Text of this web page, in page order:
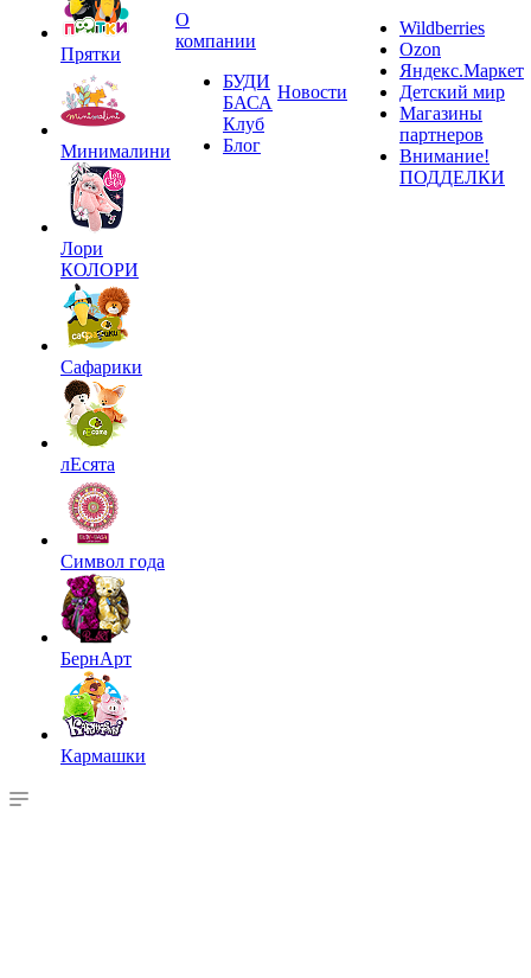
Прятки
Минималини
Лори
КОЛОРИ
Сафарики
лЕсята
Символ года
БернАрт
Кармашки
О
компании
БУДИ
БАСА
Клуб
Блог
Новости
Wildberries
Ozon
Яндекс.Маркет
Детский мир
Магазины
партнеров
Внимание!
ПОДДЕЛКИ